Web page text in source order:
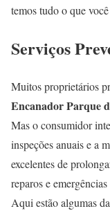
temos tudo o que
Serviços
Muitos proprietários
Encanador Parque
Mas o consumidor
inspeções anuais e a
excelentes de
reparos e
Aqui estão algumas